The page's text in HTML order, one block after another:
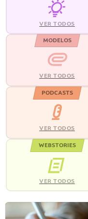
VER TODOS
MODELOS
VER TODOS
PODCASTS
VER TODOS
WEBSTORIES
VER TODOS